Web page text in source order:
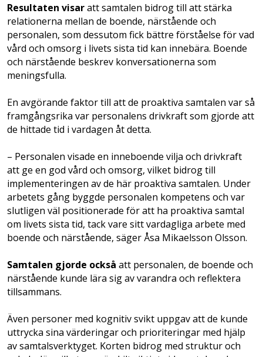
Resultaten visaratt samtalen bidrog till att stärka
relationerna mellan de boende, närstående och
personalen, som dessutom fick bättre förståelse för vad
vård och omsorg i livets sista tid kan innebära. Boende
och närstående beskrev konversationerna som
meningsfulla.
En avgörande faktor till att de proaktiva samtalen var så
framgångsrika var personalens drivkraft som gjorde att
de hittade tid i vardagen åt detta.
– Personalen visade en inneboende vilja och drivkraft
att ge en god vård och omsorg, vilket bidrog till
implementeringen av de här proaktiva samtalen. Under
arbetets gång byggde personalen kompetens och var
slutligen väl positionerade för att ha proaktiva samtal
om livets sista tid, tack vare sitt vardagliga arbete med
boende och närstående, säger Åsa Mikaelsson Olsson.
Samtalen gjorde också att personalen, de boende och
närstående kunde lära sig av varandra och reflektera
tillsammans.
Även personer med kognitiv svikt uppgav att de kunde
uttrycka sina värderingar och prioriteringar med hjälp
av samtalsverktyget. Korten bidrog med struktur och